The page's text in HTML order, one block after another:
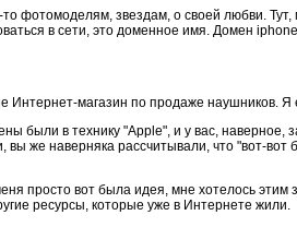
фотомоделям, звездам, о своей любви. Тут,
в сети, это доменное имя. Домен
магазин по продаже наушников. Я
были в технику "Apple", и у вас, наверное,
вы же наверняка рассчитывали, что "вот-
просто вот была идея, мне хотелось
ресурсы, которые уже в Интернете жили.